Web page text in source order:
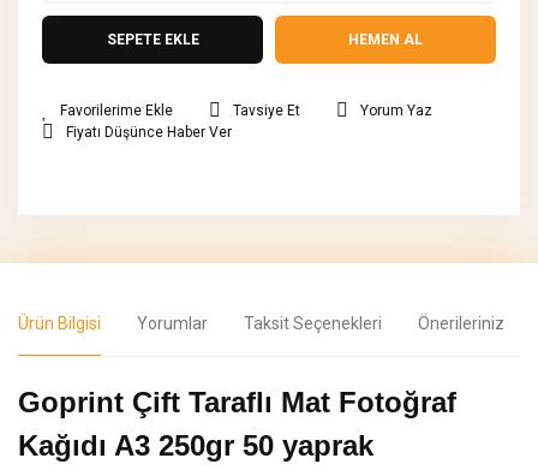
SEPETE EKLE HEMEN AL
Tavsiye Et
Yorum Yaz
Fiyatı Düşünce Haber Ver
Ürün Bilgisi Yorumlar Taksit Seçenekleri Önerileriniz
Goprint Çift Taraflı Mat Fotoğraf
Kağıdı A3 250gr 50 yaprak